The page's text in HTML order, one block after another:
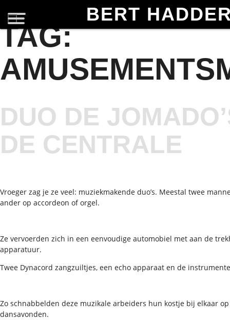
BERT
TAG:
DUO DE
DE CENTRALE
Vroeger zag je ze veel: muziekmakende duo’s. Meestal twee
ander op accordeon of orgel.
Ze vervoerden zich in een eenvoudige automobiel met aan de
apparatuur.
Twee Dynacord zangzuiltjes, een echo apparaat en de
Zo schnabbelden deze muzikale arbeiders hun kostje bij elkaar
dansavonden.